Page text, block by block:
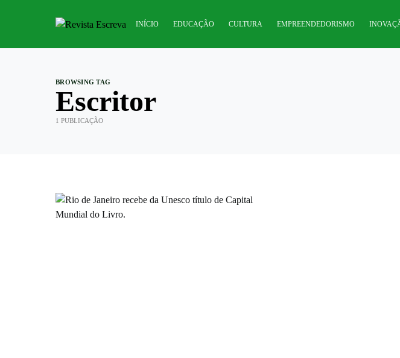
INÍCIO EDUCAÇÃO CULTURA EMPREENDEDORISMO
BROWSING TAG
Escritor
1 PUBLICAÇÃO